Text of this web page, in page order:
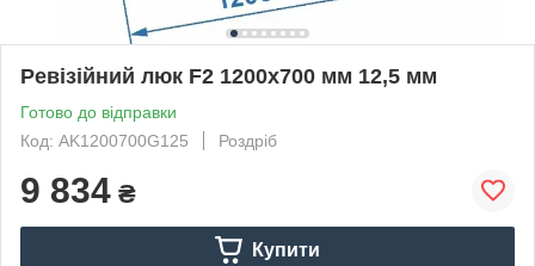
Ревізійний люк F2 1200x700 мм 12,5 мм
Готово до відправки
Код: AK1200700G125
Роздріб
9 834 ₴
Купити